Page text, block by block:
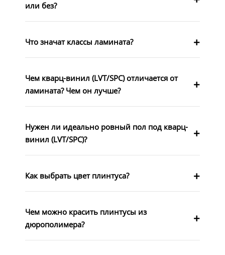
или без?
Что значат классы ламината?
Чем кварц-винил (LVT/SPC) отличается от
ламината? Чем он лучше?
Нужен ли идеально ровный пол под кварц-
винил (LVT/SPC)?
Как выбрать цвет плинтуса?
Чем можно красить плинтусы из
дюрополимера?